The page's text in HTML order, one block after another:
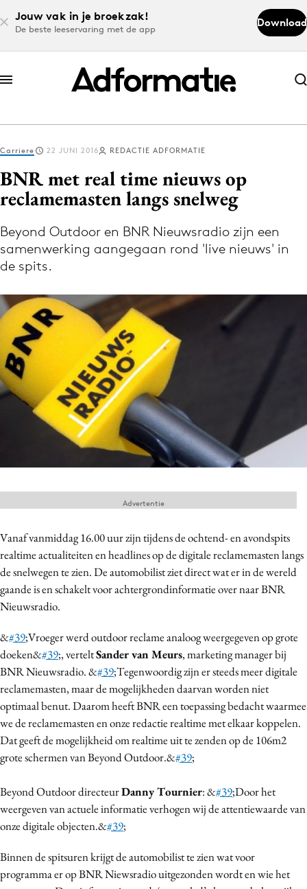
Jouw vak in je broekzak!
De beste leeservaring met de app
Download
Abonneer nu
Abonneer nu
Log in
Download de app
Volg het laatste nieuws via de Adformatie
Nieuws app
Menu
Home
9 sept: GenAI-training
12 nov: MarketingLive!
Events
Opleidingen
Vacatures
Academy
Partners
Topics
Artificial Intelligence
Campagnes
Carriere
Contentmarketing
Craft
Customer Experience
Data & Insights
Digital transformation
Diversiteit
Effectiviteit
Gedragsverandering
Influencer marketing
Carriere 22 JUNI 2016 REDACTIE ADFORMATIE
BNR met real time nieuws op
reclamemasten langs snelweg
Beyond Outdoor en BNR Nieuwsradio zijn een
samenwerking aangegaan rond 'live nieuws' in
de spits.
Vanaf vanmiddag 16.00 uur zijn tijdens de ochtend- en avondspits
realtime actualiteiten en headlines op de digitale reclamemasten langs
de snelwegen te zien. De automobilist ziet direct wat er in de wereld
gaande is en schakelt voor achtergrondinformatie over naar BNR
Nieuwsradio.
&#39;Vroeger werd outdoor reclame analoog weergegeven op grote
doeken&#39;, verteltSander van Meurs, marketing manager bij
BNR Nieuwsradio. &#39;Tegenwoordig zijn er steeds meer digitale
reclamemasten, maar de mogelijkheden daarvan worden niet
optimaal benut. Daarom heeft BNR een toepassing bedacht waarmee
we de reclamemasten en onze redactie realtime met elkaar koppelen.
Dat geeft de mogelijkheid om realtime uit te zenden op de 106m2
grote schermen van Beyond Outdoor.&#39;
Beyond Outdoor directeurDanny Tournier: &#39;Door het
weergeven van actuele informatie verhogen wij de attentiewaarde van
onze digitale objecten.&#39;
Binnen de spitsuren krijgt de automobilist te zien wat voor
programma er op BNR Niewsradio uitgezonden wordt en wie het
Advertentie